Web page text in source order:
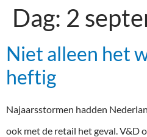
Dag: 2
Niet alleen het
heftig
Najaarsstormen hadden
ook met de retail het geval. V&D